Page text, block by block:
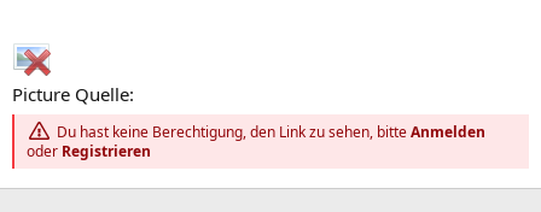
Picture Quelle:
Du hast keine Berechtigung, den Link zu sehen, bitteAnmelden
oder Registrieren